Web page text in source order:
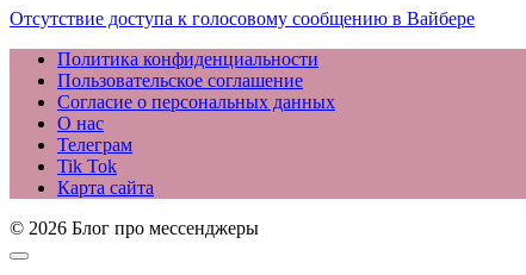
Отсутствие доступа к голосовому сообщению в Вайбере
Политика конфиденциальности
Пользовательское соглашение
Согласие о персональных данных
О нас
Телеграм
Tik Tok
Карта сайта
© 2026 Блог про мессенджеры